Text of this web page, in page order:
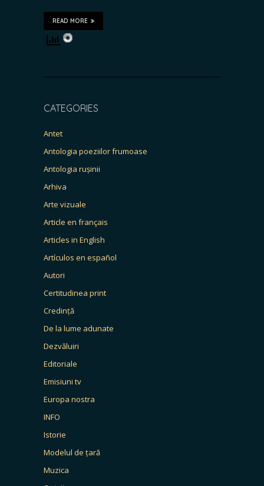
READ MORE
CATEGORIES
Antet
Antologia poeziilor frumoase
Antologia rușinii
Arhiva
Arte vizuale
Article en français
Articles in English
Artículos en español
Autori
Certitudinea print
Credință
De la lume adunate
Dezvăluiri
Editoriale
Emisiuni tv
Europa nostra
INFO
Istorie
Modelul de țară
Muzica